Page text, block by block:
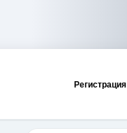
Регистрация